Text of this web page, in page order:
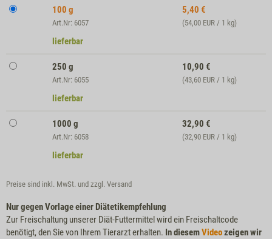
100 g
Art.Nr: 6057
5,40 €
(54,00 EUR / 1 kg)
lieferbar
250 g
Art.Nr: 6055
10,90 €
(43,60 EUR / 1 kg)
lieferbar
1000 g
Art.Nr: 6058
32,90 €
(32,90 EUR / 1 kg)
lieferbar
Preise sind inkl. MwSt. und zzgl. Versand
Nur gegen Vorlage einer Diätetikempfehlung
Zur Freischaltung unserer Diät-Futtermittel wird ein Freischaltcode
benötigt, den Sie von Ihrem Tierarzt erhalten. In diesemVideozeigen wir